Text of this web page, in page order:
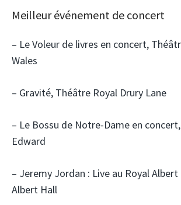
Meilleur événement de concert
– Le Voleur de livres en concert,
Wales
– Gravité, Théâtre Royal Drury Lane
– Le Bossu de Notre-Dame en
Edward
– Jeremy Jordan : Live au Royal Albert
Albert Hall